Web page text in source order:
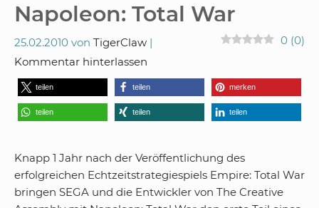
Napoleon: Total War
25.02.2010 von TigerClaw 0 (0)
Kommentar hinterlassen
teilen teilen merken
teilen teilen teilen
Knapp 1 Jahr nach der Veröffentlichung des
erfolgreichen Echtzeitstrategiespiels Empire: Total War
bringen SEGA und die Entwickler von The Creative